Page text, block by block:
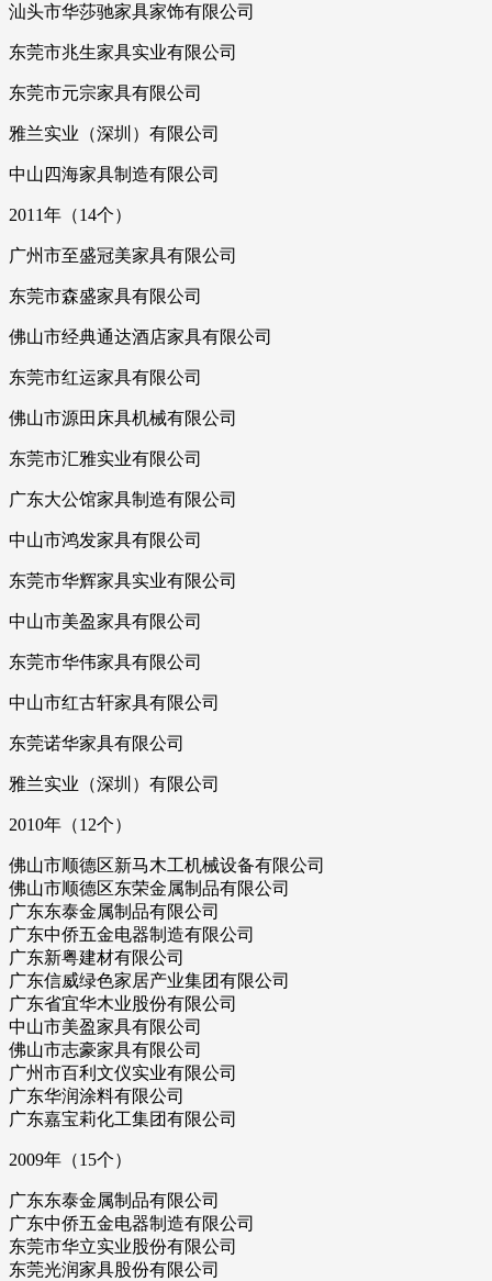
汕头市华莎驰家具家饰有限公司
东莞市兆生家具实业有限公司
东莞市元宗家具有限公司
雅兰实业（深圳）有限公司
中山四海家具制造有限公司
2011年（14个）
广州市至盛冠美家具有限公司
东莞市森盛家具有限公司
佛山市经典通达酒店家具有限公司
东莞市红运家具有限公司
佛山市源田床具机械有限公司
东莞市汇雅实业有限公司
广东大公馆家具制造有限公司
中山市鸿发家具有限公司
东莞市华辉家具实业有限公司
中山市美盈家具有限公司
东莞市华伟家具有限公司
中山市红古轩家具有限公司
东莞诺华家具有限公司
雅兰实业（深圳）有限公司
2010年（12个）
佛山市顺德区新马木工机械设备有限公司
佛山市顺德区东荣金属制品有限公司
广东东泰金属制品有限公司
广东中侨五金电器制造有限公司
广东新粤建材有限公司
广东信威绿色家居产业集团有限公司
广东省宜华木业股份有限公司
中山市美盈家具有限公司
佛山市志豪家具有限公司
广州市百利文仪实业有限公司
广东华润涂料有限公司
广东嘉宝莉化工集团有限公司
2009年（15个）
广东东泰金属制品有限公司
广东中侨五金电器制造有限公司
东莞市华立实业股份有限公司
东莞光润家具股份有限公司